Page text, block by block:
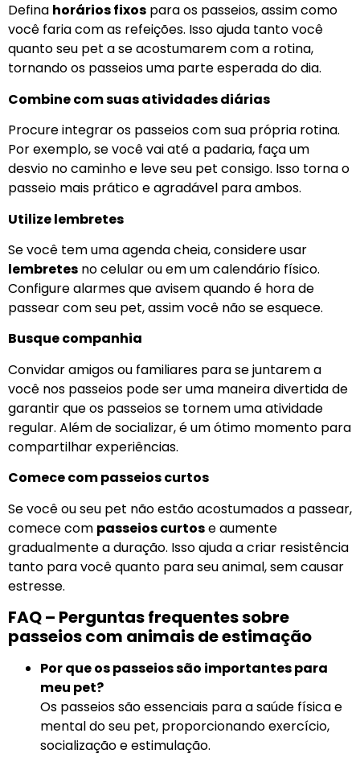
Defina horários fixos para os passeios, assim como
você faria com as refeições. Isso ajuda tanto você
quanto seu pet a se acostumarem com a rotina,
tornando os passeios uma parte esperada do dia.
Combine com suas atividades diárias
Procure integrar os passeios com sua própria rotina.
Por exemplo, se você vai até a padaria, faça um
desvio no caminho e leve seu pet consigo. Isso torna o
passeio mais prático e agradável para ambos.
Utilize lembretes
Se você tem uma agenda cheia, considere usar
lembretes no celular ou em um calendário físico.
Configure alarmes que avisem quando é hora de
passear com seu pet, assim você não se esquece.
Busque companhia
Convidar amigos ou familiares para se juntarem a
você nos passeios pode ser uma maneira divertida de
garantir que os passeios se tornem uma atividade
regular. Além de socializar, é um ótimo momento para
compartilhar experiências.
Comece com passeios curtos
Se você ou seu pet não estão acostumados a passear,
comece com passeios curtose aumente
gradualmente a duração. Isso ajuda a criar resistência
tanto para você quanto para seu animal, sem causar
estresse.
FAQ – Perguntas frequentes sobre
passeios com animais de estimação
Por que os passeios são importantes para
meu pet?
Os passeios são essenciais para a saúde física e
mental do seu pet, proporcionando exercício,
socialização e estimulação.